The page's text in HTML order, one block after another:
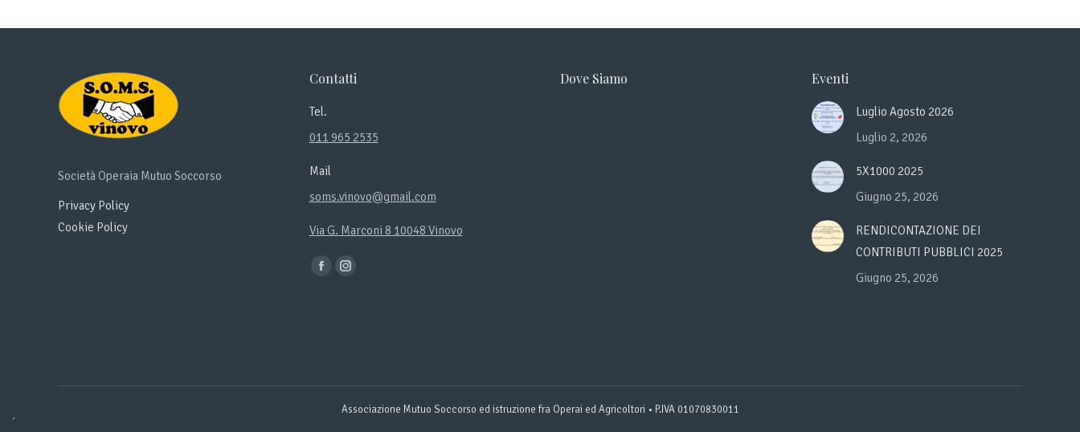
Società Operaia Mutuo Soccorso
Privacy Policy
Cookie Policy
Contatti
Tel.
011 965 2535
Mail
soms.vinovo@gmail.com
Via G. Marconi 8 10048 Vinovo
Ci puoi trovare su:
FacebookInstagram
Dove Siamo Eventi
Luglio Agosto 2026
Luglio 2, 2026
5X1000 2025
Giugno 25, 2026
RENDICONTAZIONE DEI
CONTRIBUTI PUBBLICI 2025
Giugno 25, 2026
Associazione Mutuo Soccorso ed istruzione fra Operai ed Agricoltori • P.IVA 01070830011